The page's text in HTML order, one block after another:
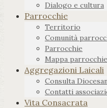
Dialogo e cultura
Parrocchie
Territorio
Comunità
Parrocchie
Mappa parrocchie
Aggregazioni Laicali
Consulta
Contatti
Vita Consacrata